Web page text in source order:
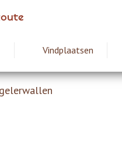
Vindplaatsen